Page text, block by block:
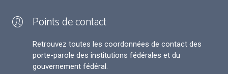
Points de contact
Retrouvez toutes les coordonnées de contact des
porte-parole des institutions fédérales et du
gouvernement fédéral.